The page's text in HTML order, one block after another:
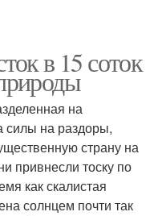
в 15 соток
на
силы на раздоры,
страну на
привнесли тоску по
как скалистая
солнцем почти так